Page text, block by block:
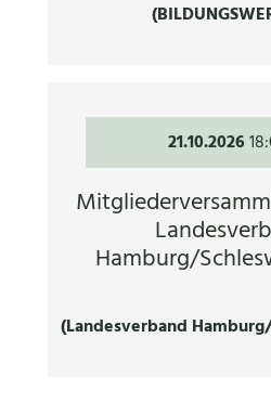
21.10.2026
Hamburg/
(Landesverband